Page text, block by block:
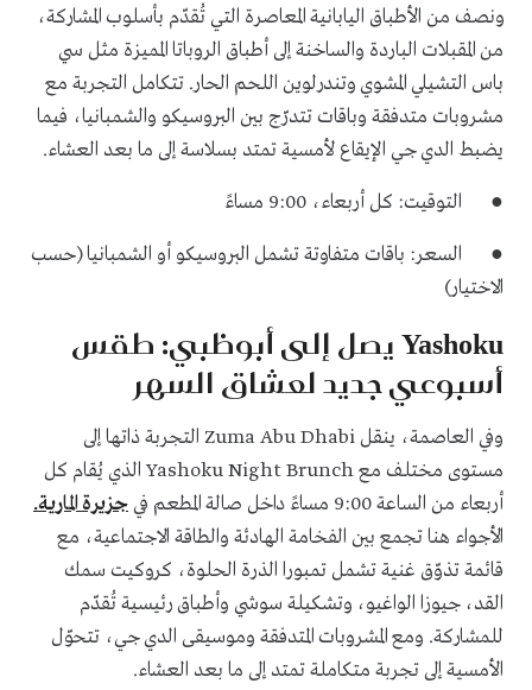
ونصف من الأطباق اليابانية المعاصرة التي تُقدّم بأسلوب المشاركة،
من المقبلات الباردة والساخنة إلى أطباق الروباتا المميزة مثل سي
باس التشيلي المشوي وتندرلوين اللحم الحار. تتكامل التجربة مع
مشروبات متدفقة وباقات تتدرّج بين البروسيكو والشمبانيا، فيما
يضبط الدي جي الإيقاع لأمسية تمتد بسلاسة إلى ما بعد العشاء.
● التوقيت: كل أربعاء، 9:00 مساءً
● السعر: باقات متفاوتة تشمل البروسيكو أو الشمبانيا (حسب
الاختيار)
Yashoku يصل إلى أبوظبي: طقس
أسبوعي جديد لعشاق السهر
وفي العاصمة، ينقل Zuma Abu Dhabi التجربة ذاتها إلى
مستوى مختلف مع Yashoku Night Brunch الذي يُقام كل
أربعاء من الساعة 9:00 مساءً داخل صالة المطعم في
جزيرة المارية.
الأجواء هنا تجمع بين الفخامة الهادئة والطاقة الاجتماعية، مع
قائمة تذوّق غنية تشمل تمبورا الذرة الحلوة، كروكيت سمك
القد، جيوزا الواغيو، وتشكيلة سوشي وأطباق رئيسية تُقدّم
للمشاركة. ومع المشروبات المتدفقة وموسيقى الدي جي، تتحوّل
الأمسية إلى تجربة متكاملة تمتد إلى ما بعد العشاء.